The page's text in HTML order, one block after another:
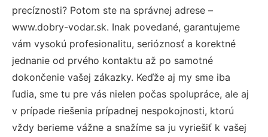
precíznosti? Potom ste na správnej adrese –
www.dobry-vodar.sk. Inak povedané, garantujeme
vám vysokú profesionalitu, serióznosť a korektné
jednanie od prvého kontaktu až po samotné
dokončenie vašej zákazky. Keďže aj my sme iba
ľudia, sme tu pre vás nielen počas spolupráce, ale aj
v prípade riešenia prípadnej nespokojnosti, ktorú
vždy berieme vážne a snažíme sa ju vyriešiť k vašej